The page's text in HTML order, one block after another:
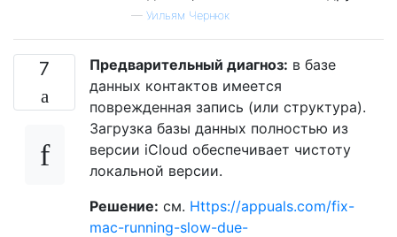
— Уильям Чернюк
7 Предварительный диагноз: в базе
данных контактов имеется
поврежденная запись (или структура).
Загрузка базы данных полностью из
версии iCloud обеспечивает чистоту
локальной версии.
Решение: см. Https://appuals.com/fix-
mac-running-slow-due-